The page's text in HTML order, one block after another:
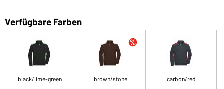
Verfügbare Farben
black/lime-green brown/stone carbon/red